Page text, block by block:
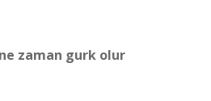
zaman gurk olur